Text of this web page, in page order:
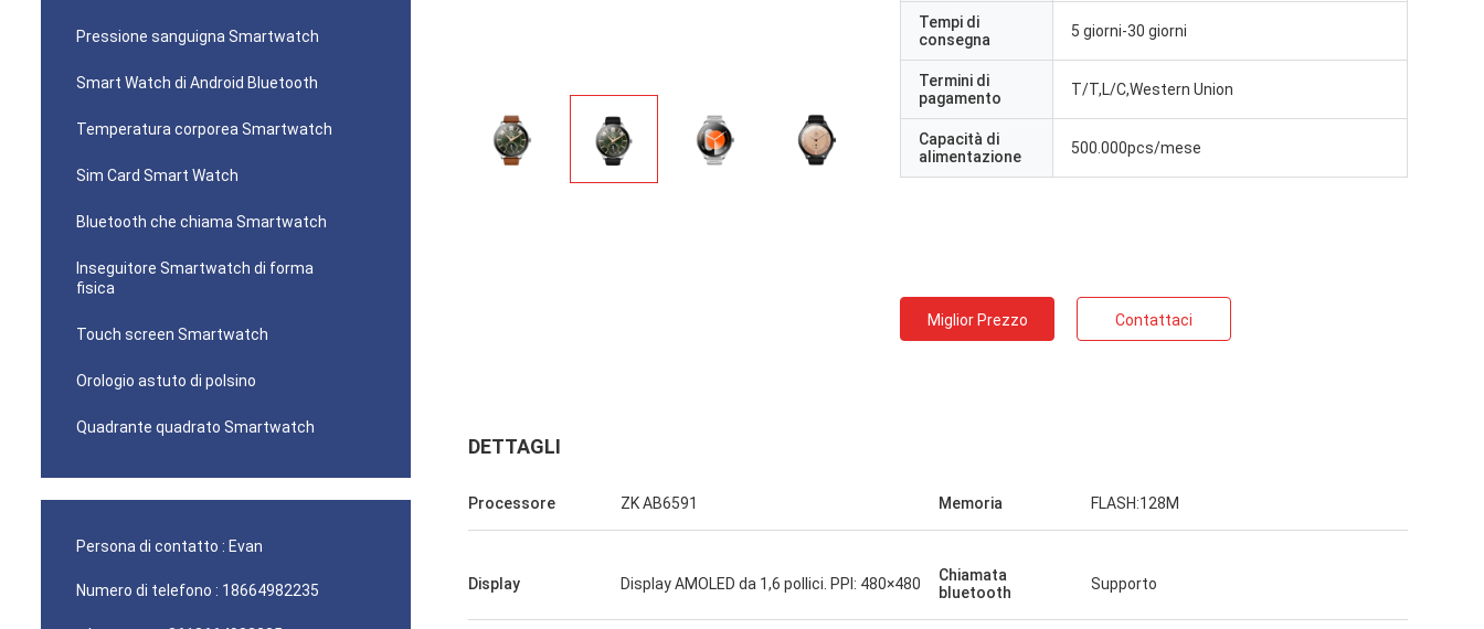
Pressione sanguigna Smartwatch
Smart Watch di Android Bluetooth
Temperatura corporea Smartwatch
Sim Card Smart Watch
Bluetooth che chiama Smartwatch
Inseguitore Smartwatch di forma
fisica
Touch screen Smartwatch
Orologio astuto di polsino
Quadrante quadrato Smartwatch
Persona di contatto : Evan
Numero di telefono : 18664982235
Tempi di
consegna
5 giorni-30 giorni
Termini di
pagamento
T/T,L/C,Western Union
Capacità di
alimentazione
500.000pcs/mese
Miglior Prezzo Contattaci
DETTAGLI
Processore ZK AB6591 Memoria FLASH:128M
Display Display AMOLED da 1,6 pollici. PPI: 480×480
Chiamata
bluetooth
Supporto